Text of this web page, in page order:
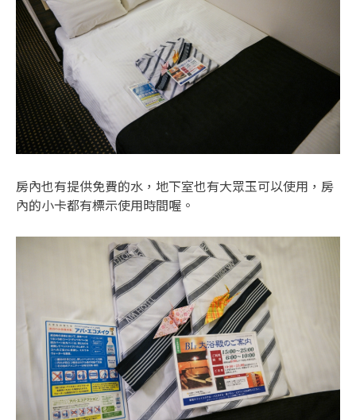
房內也有提供免費的水，地下室也有大眾玉可以使用，房
內的小卡都有標示使用時間喔。